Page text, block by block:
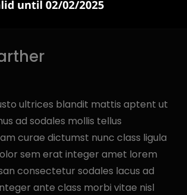
ultrices blandit mattis aptent ut
ad sodales mollis tellus
curae dictumst nunc class ligula
sem erat integer amet lorem
consectetur sodales lacus ad
ante class morbi vitae nisl